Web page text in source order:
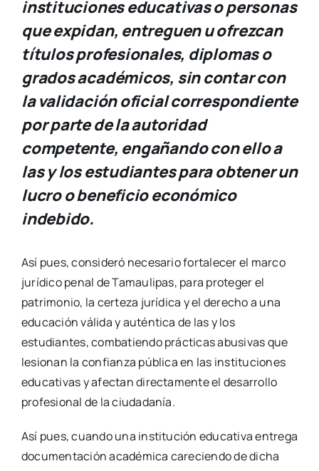
instituciones educativas o personas
que expidan, entreguen u ofrezcan
títulos profesionales, diplomas o
grados académicos, sin contar con
la validación oficial correspondiente
por parte de la autoridad
competente, engañando con ello a
las y los estudiantes para obtener un
lucro o beneficio económico
indebido.
Así pues, consideró necesario fortalecer el marco
jurídico penal de Tamaulipas, para proteger el
patrimonio, la certeza jurídica y el derecho a una
educación válida y auténtica de las y los
estudiantes, combatiendo prácticas abusivas que
lesionan la confianza pública en las instituciones
educativas y afectan directamente el desarrollo
profesional de la ciudadanía.
Así pues, cuando una institución educativa entrega
documentación académica careciendo de dicha